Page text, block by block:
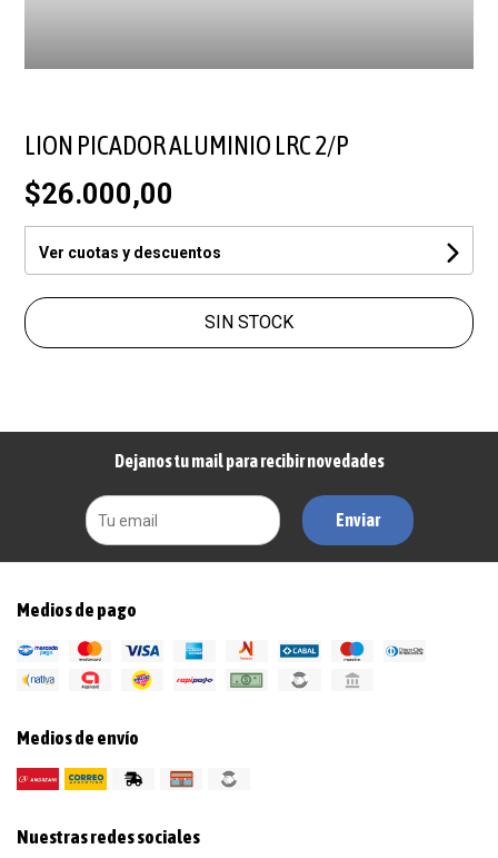
LION PICADOR ALUMINIO LRC 2/P
$26.000,00
Ver cuotas y descuentos
SIN STOCK
Dejanos tu mail para recibir novedades
Enviar
Medios de pago
Medios de envío
Nuestras redes sociales